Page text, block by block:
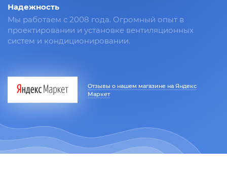
Надежность
Мы работаем с 2008 года. Огромный опыт в
проектировании и установке вентиляционных
систем и кондиционировании.
Отзывы о нашем магазине на Яндекс
Маркет